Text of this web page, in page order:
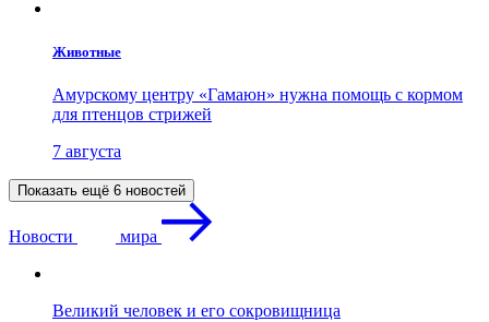
Животные
Амурскому центру «Гамаюн» нужна помощь с кормом
для птенцов стрижей
7 августа
Показать ещё 6 новостей
Новости мира
Великий человек и его сокровищница